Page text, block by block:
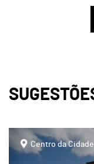
page
Centro da Cidade